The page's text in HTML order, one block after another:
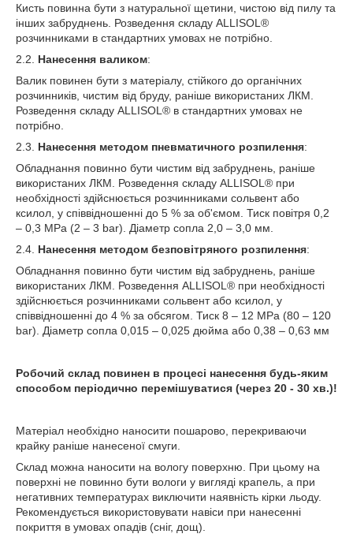
Кисть повинна бути з натуральної щетини, чистою від пилу та
інших забруднень. Розведення складу ALLISOL ®
розчинниками в стандартних умовах не потрібно.
2.2. Нанесення валиком:
Валик повинен бути з матеріалу, стійкого до органічних
розчинників, чистим від бруду, раніше використаних ЛКМ.
Розведення складу ALLISOL ® в стандартних умовах не
потрібно.
2.3. Нанесення методом пневматичного розпилення:
Обладнання повинно бути чистим від забруднень, раніше
використаних ЛКМ. Розведення складу ALLISOL ® при
необхідності здійснюється розчинниками сольвент або
ксилол, у співвідношенні до 5 % за об'ємом. Тиск повітря 0,2
– 0,3 МРа (2 – 3 bar). Діаметр сопла 2,0 – 3,0 мм.
2.4. Нанесення методом безповітряного розпилення:
Обладнання повинно бути чистим від забруднень, раніше
використаних ЛКМ. Розведення ALLISOL ® при необхідності
здійснюється розчинниками сольвент або ксилол, у
співвідношенні до 4 % за обсягом. Тиск 8 – 12 МРа (80 – 120
bar). Діаметр сопла 0,015 – 0,025 дюйма або 0,38 – 0,63 мм
Робочий склад повинен в процесі нанесення будь-яким
способом періодично перемішуватися (через 20 - 30 хв.)!
Матеріал необхідно наносити пошарово, перекриваючи
крайку раніше нанесеної смуги.
Склад можна наносити на вологу поверхню. При цьому на
поверхні не повинно бути вологи у вигляді крапель, а при
негативних температурах виключити наявність кірки льоду.
Рекомендується використовувати навіси при нанесенні
покриття в умовах опадів (сніг, дощ).